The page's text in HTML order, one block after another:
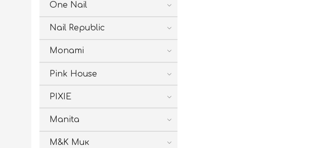
One Nail
Nail Republic
Monami
Pink House
PIXIE
Manita
M&K Мик